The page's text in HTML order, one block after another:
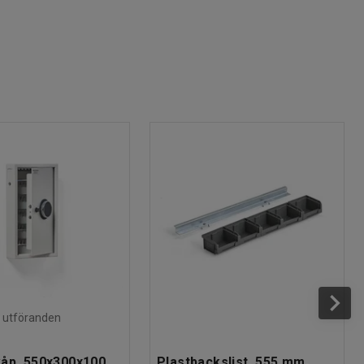
utföranden